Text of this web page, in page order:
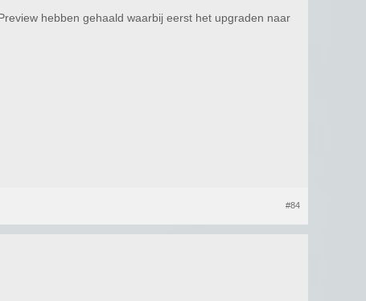
hebben gehaald waarbij eerst het upgraden naar
#84